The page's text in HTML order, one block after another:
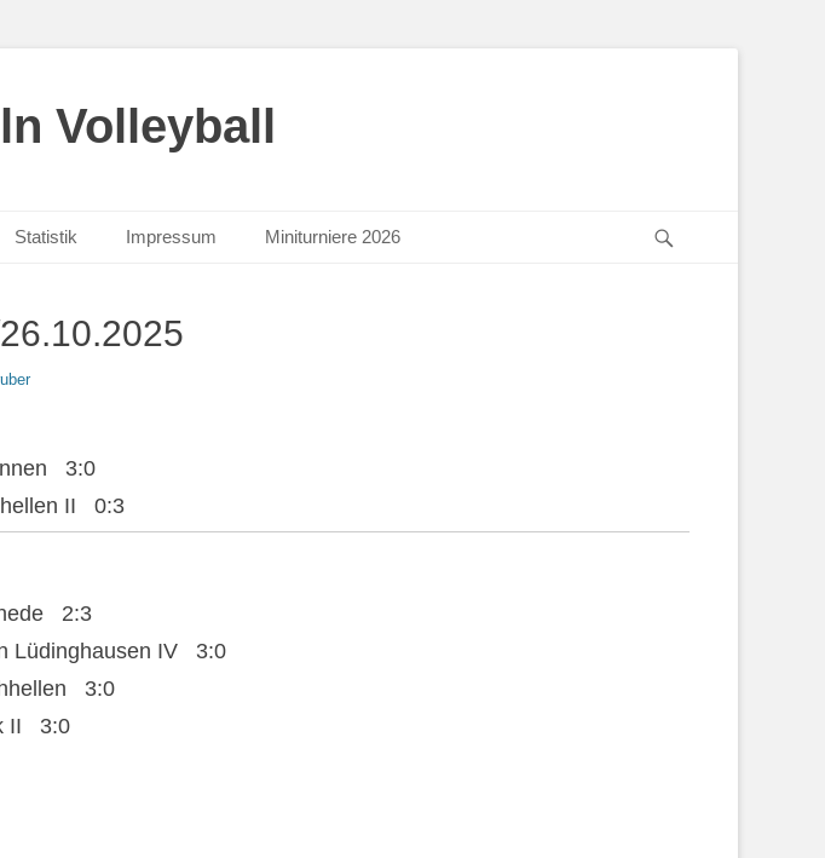
Volleyball
Statistik Impressum Miniturniere 2026
3:0
II 0:3
2:3
Lüdinghausen IV 3:0
3:0
II 3:0